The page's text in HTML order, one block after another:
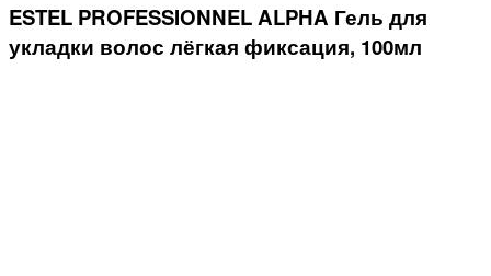
ESTEL PROFESSIONNEL ALPHA Гель для
укладки волос лёгкая фиксация, 100мл